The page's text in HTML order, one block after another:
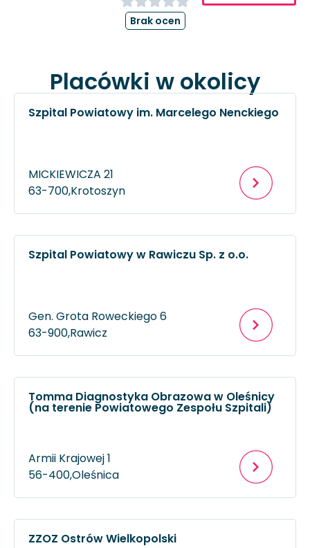
Brak ocen
Placówki w okolicy
Szpital Powiatowy im. Marcelego Nenckiego
MICKIEWICZA 21
63-700,Krotoszyn
Szpital Powiatowy w Rawiczu Sp. z o.o.
Gen. Grota Roweckiego 6
63-900,Rawicz
Tomma Diagnostyka Obrazowa w Oleśnicy
(na terenie Powiatowego Zespołu Szpitali)
Armii Krajowej 1
56-400,Oleśnica
ZZOZ Ostrów Wielkopolski